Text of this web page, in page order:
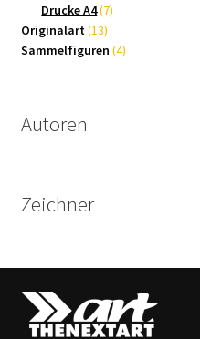
Produkte
Drucke A4 77
Originalart 1313
Produkte
Sammelfiguren 44
Autoren
Zeichner